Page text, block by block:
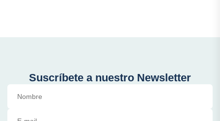
Suscríbete a nuestro Newsletter